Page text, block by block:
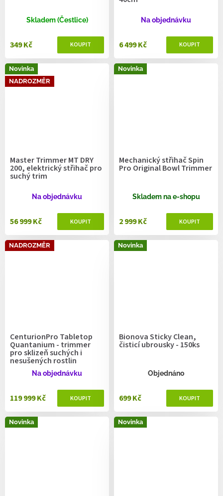
Skladem (Čestlice)
349 Kč
Na objednávku
6 499 Kč
Novinka
NADROZMĚR
Master Trimmer MT DRY
200, elektrický střihač pro
suchý trim
Na objednávku
56 999 Kč
Novinka
Mechanický střihač Spin
Pro Original Bowl Trimmer
Skladem na e-shopu
2 999 Kč
NADROZMĚR
CenturionPro Tabletop
Quantanium - trimmer
pro sklizeň suchých i
nesušených rostlin
Na objednávku
119 999 Kč
Novinka
Bionova Sticky Clean,
čisticí ubrousky - 150ks
Objednáno
699 Kč
Novinka Novinka